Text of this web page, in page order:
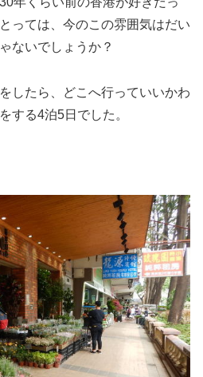
っては、今のこの雰囲気はだい
ないでしょうか？
したら、どこへ行っていいかわ
する4泊5日でした。